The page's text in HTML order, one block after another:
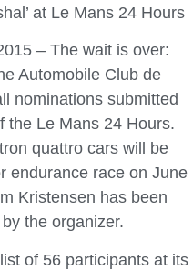
at Le Mans 24 Hours
– The wait is over:
Automobile Club de
nominations submitted
the Le Mans 24 Hours.
quattro cars will be
endurance race on June
Kristensen has been
the organizer.
of 56 participants at its